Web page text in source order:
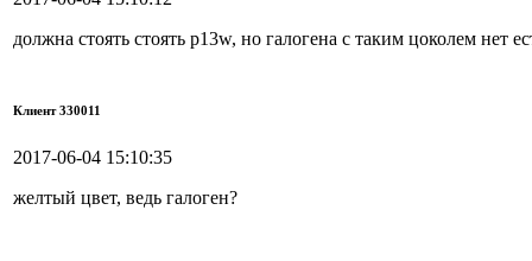
должна стоять стоять p13w, но галогена с таким цоколем нет
Клиент 330011
2017-06-04 15:10:35
желтый цвет, ведь галоген?